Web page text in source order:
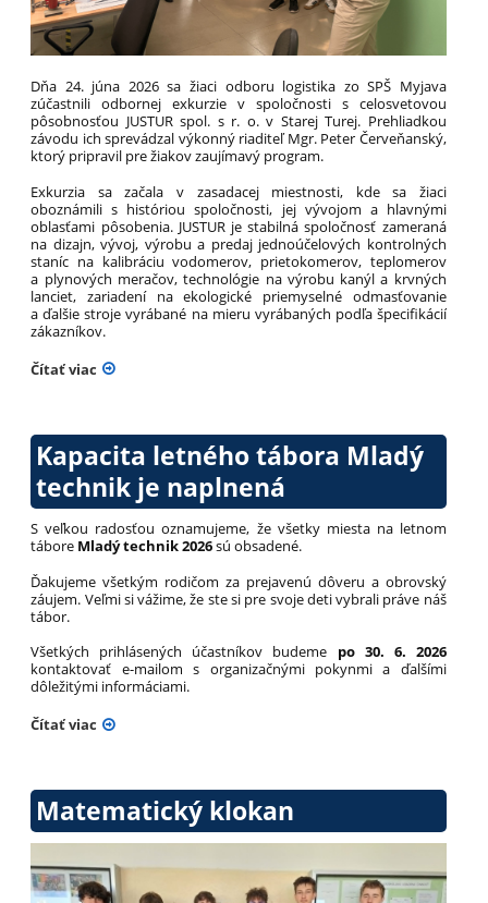
Dňa 24. júna 2026 sa žiaci odboru logistika zo SPŠ Myjava
zúčastnili odbornej exkurzie v spoločnosti s celosvetovou
pôsobnosťou JUSTUR spol. s r. o. v Starej Turej. Prehliadkou
závodu ich sprevádzal výkonný riaditeľ Mgr. Peter Červeňanský,
ktorý pripravil pre žiakov zaujímavý program.
Exkurzia sa začala v zasadacej miestnosti, kde sa žiaci
oboznámili s históriou spoločnosti, jej vývojom a hlavnými
oblasťami pôsobenia. JUSTUR je stabilná spoločnosť zameraná
na dizajn, vývoj, výrobu a predaj jednoúčelových kontrolných
staníc na kalibráciu vodomerov, prietokomerov, teplomerov
a plynových meračov, technológie na výrobu kanýl a krvných
lanciet, zariadení na ekologické priemyselné odmasťovanie
a ďalšie stroje vyrábané na mieru vyrábaných podľa špecifikácií
zákazníkov.
Čítať viac
Kapacita letného tábora Mladý
technik je naplnená
S veľkou radosťou oznamujeme, že všetky miesta na letnom
tábore Mladý technik 2026sú obsadené.
Ďakujeme všetkým rodičom za prejavenú dôveru a obrovský
záujem. Veľmi si vážime, že ste si pre svoje deti vybrali práve náš
tábor.
Všetkých prihlásených účastníkov budeme po 30. 6. 2026
kontaktovať e-mailom s organizačnými pokynmi a ďalšími
dôležitými informáciami.
Čítať viac
Matematický klokan